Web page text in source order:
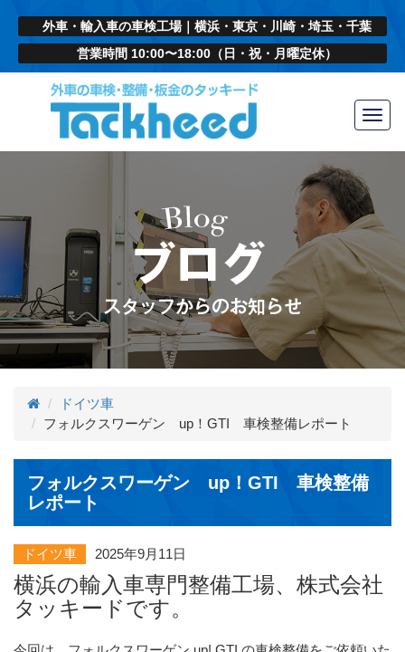
外車・輸入車の車検工場｜横浜・東京・川崎・埼玉・千葉
営業時間 10:00〜18:00（日・祝・月曜定休）
ドイツ車
フォルクスワーゲン up！GTI 車検整備レポート
フォルクスワーゲン up！GTI 車検整備
レポート
ドイツ車 2025年9月11日
横浜の輸入車専門整備工場、株式会社
タッキードです。